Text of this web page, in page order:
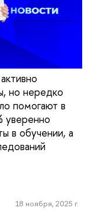
но нередко
помогают в
уверенно
в обучении, а
18 ноября, 2025 г.